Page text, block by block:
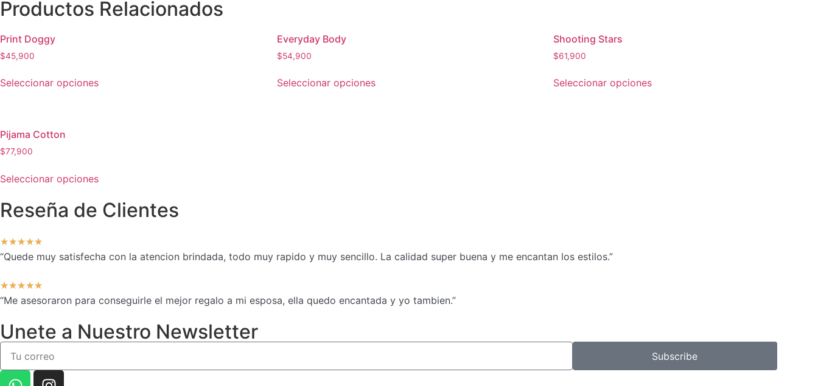
Productos Relacionados
Print Doggy
$45,900
Seleccionar opciones
Everyday Body
$54,900
Seleccionar opciones
Shooting Stars
$61,900
Seleccionar opciones
Pijama Cotton
$77,900
Seleccionar opciones
Reseña de Clientes
★★★★★
“Quede muy satisfecha con la atencion brindada, todo muy rapido y muy sencillo. La calidad super buena y me encantan los estilos.”
★★★★★
“Me asesoraron para conseguirle el mejor regalo a mi esposa, ella quedo encantada y yo tambien.”
Unete a Nuestro Newsletter
Subscribe